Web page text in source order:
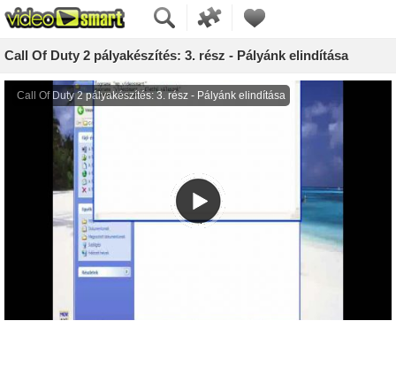
Call Of Duty 2 pályakészítés: 3. rész - Pályánk elindítása